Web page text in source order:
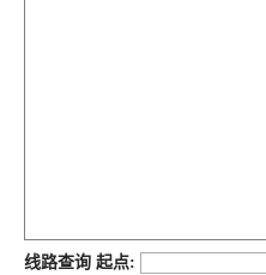
线路查询 起点: